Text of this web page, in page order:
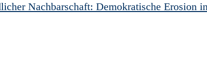
Nachbarschaft: Demokratische Erosion